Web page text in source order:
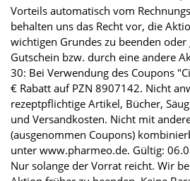
Vorteils automatisch vom
behalten uns das Recht vor, die
wichtigen Grundes zu beenden
Gutschein bzw. durch eine andere
30: Bei Verwendung des Coupons
€ Rabatt auf PZN 8907142. Nicht
rezeptpflichtige Artikel, Bücher,
und Versandkosten. Nicht mit
(ausgenommen Coupons)
unter www.pharmeo.de. Gültig:
Nur solange der Vorrat reicht. Wir